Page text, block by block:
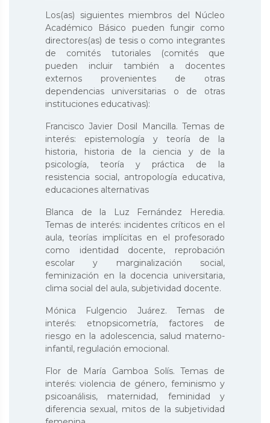
Los(as) siguientes miembros del Núcleo
Académico Básico pueden fungir como
directores(as) de tesis o como integrantes
de comités tutoriales (comités que
pueden incluir también a docentes
externos provenientes de otras
dependencias universitarias o de otras
instituciones educativas):
Francisco Javier Dosil Mancilla. Temas de
interés: epistemología y teoría de la
historia, historia de la ciencia y de la
psicología, teoría y práctica de la
resistencia social, antropología educativa,
educaciones alternativas
Blanca de la Luz Fernández Heredia.
Temas de interés: incidentes críticos en el
aula, teorías implícitas en el profesorado
como identidad docente, reprobación
escolar y marginalización social,
feminización en la docencia universitaria,
clima social del aula, subjetividad docente.
Mónica Fulgencio Juárez. Temas de
interés: etnopsicometría, factores de
riesgo en la adolescencia, salud materno-
infantil, regulación emocional.
Flor de María Gamboa Solís. Temas de
interés: violencia de género, feminismo y
psicoanálisis, maternidad, feminidad y
diferencia sexual, mitos de la subjetividad